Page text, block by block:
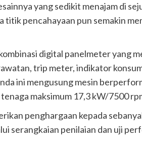
yang sedikit menajam di
titik pencahayaan pun semakin
digital panelmeter yang
trip meter, indikator
ini mengusung mesin
maksimum 17,3 kW/7500
penghargaan kepada
serangkaian penilaian dan uji